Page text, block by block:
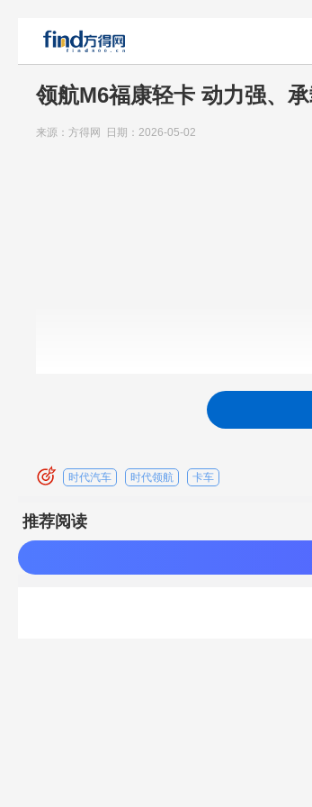
领航M6福康轻卡 动力强、
来源：方得网 日期：2026-05-02
时代汽车 时代领航 卡车
推荐阅读